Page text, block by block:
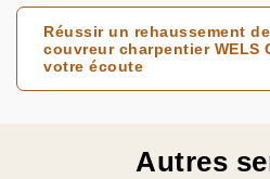
Réussir un rehaussement
couvreur charpentier WELS
votre écoute
Autres